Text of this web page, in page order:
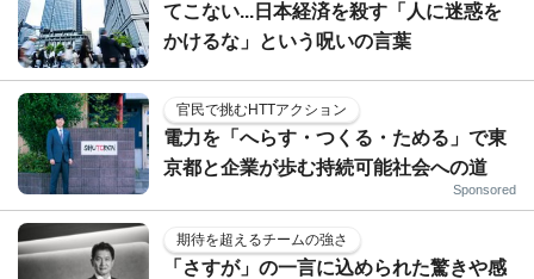
てこない...日本経済を殺す「人に迷惑を
かけるな」という呪いの言葉
官民で挑むHTTアクション
電力を「へらす・つくる・ためる」で東
京都と企業が歩む持続可能社会への道
Sponsored
期待を超えるチームの強さ
「さすが」の一言に込められた驚きや感